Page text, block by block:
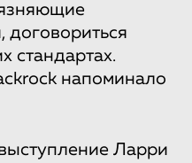
договориться
стандартах.
напоминало
Ларри